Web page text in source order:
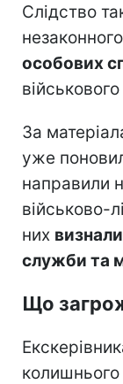
Слідство
незаконного
особових
За
уже
направили
військово-
них
служби та
Що